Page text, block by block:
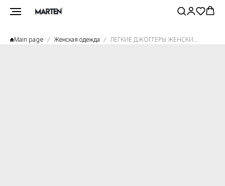
Main page Женская одежда ЛЕГКИЕ ДЖОГГЕРЫ ЖЕНСКИЕ ХАКИ